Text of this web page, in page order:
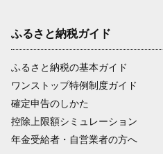
ふるさと納税ガイド
ふるさと納税の基本ガイド
ワンストップ特例制度ガイド
確定申告のしかた
控除上限額シミュレーション
年金受給者・自営業者の方へ